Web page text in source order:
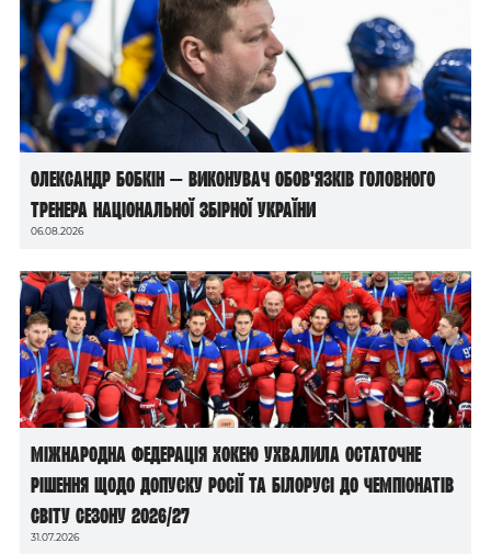
Олександр Бобкін — виконувач обов’язків головного
тренера національної збірної України
06.08.2026
Міжнародна федерація хокею ухвалила остаточне
рішення щодо допуску росії та білорусі до чемпіонатів
світу сезону 2026/27
31.07.2026